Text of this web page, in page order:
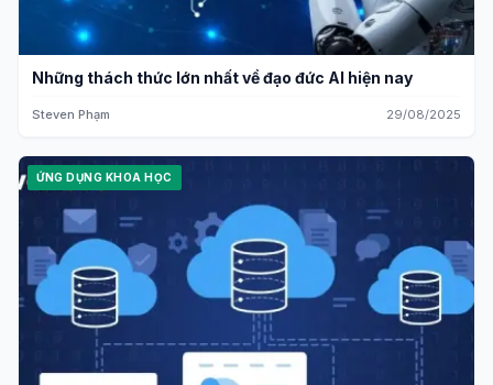
Những thách thức lớn nhất về đạo đức AI hiện nay
Steven Phạm 29/08/2025
ỨNG DỤNG KHOA HỌC